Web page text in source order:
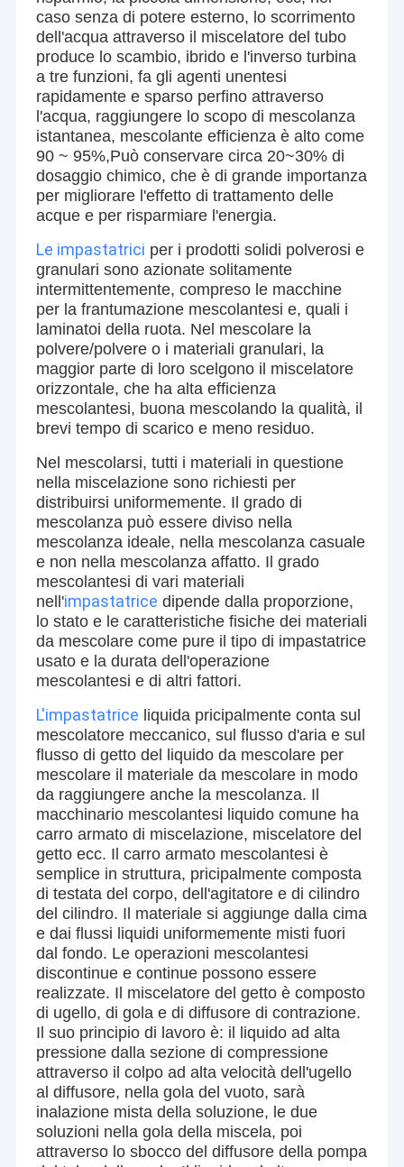
Casa
Prodotti
Video
Chi siamo
Giro della fabbrica
Controllo di qualità
Contattaci
caso senza di potere esterno, lo scorrimento
dell'acqua attraverso il miscelatore del tubo
produce lo scambio, ibrido e l'inverso turbina
a tre funzioni, fa gli agenti unentesi
rapidamente e sparso perfino attraverso
l'acqua, raggiungere lo scopo di mescolanza
istantanea, mescolante efficienza è alto come
90 ~ 95%,Può conservare circa 20~30% di
dosaggio chimico, che è di grande importanza
per migliorare l'effetto di trattamento delle
acque e per risparmiare l'energia.
Le impastatrici per i prodotti solidi polverosi e
granulari sono azionate solitamente
intermittentemente, compreso le macchine
per la frantumazione mescolantesi e, quali i
laminatoi della ruota. Nel mescolare la
polvere/polvere o i materiali granulari, la
maggior parte di loro scelgono il miscelatore
orizzontale, che ha alta efficienza
mescolantesi, buona mescolando la qualità, il
brevi tempo di scarico e meno residuo.
Nel mescolarsi, tutti i materiali in questione
nella miscelazione sono richiesti per
distribuirsi uniformemente. Il grado di
mescolanza può essere diviso nella
mescolanza ideale, nella mescolanza casuale
e non nella mescolanza affatto. Il grado
mescolantesi di vari materiali
nell'impastatrice dipende dalla proporzione,
lo stato e le caratteristiche fisiche dei materiali
da mescolare come pure il tipo di impastatrice
usato e la durata dell'operazione
mescolantesi e di altri fattori.
L'impastatrice liquida pricipalmente conta sul
mescolatore meccanico, sul flusso d'aria e sul
flusso di getto del liquido da mescolare per
mescolare il materiale da mescolare in modo
da raggiungere anche la mescolanza. Il
macchinario mescolantesi liquido comune ha
carro armato di miscelazione, miscelatore del
getto ecc. Il carro armato mescolantesi è
semplice in struttura, pricipalmente composta
di testata del corpo, dell'agitatore e di cilindro
del cilindro. Il materiale si aggiunge dalla cima
e dai flussi liquidi uniformemente misti fuori
dal fondo. Le operazioni mescolantesi
discontinue e continue possono essere
realizzate. Il miscelatore del getto è composto
di ugello, di gola e di diffusore di contrazione.
Il suo principio di lavoro è: il liquido ad alta
pressione dalla sezione di compressione
attraverso il colpo ad alta velocità dell'ugello
al diffusore, nella gola del vuoto, sarà
inalazione mista della soluzione, le due
soluzioni nella gola della miscela, poi
attraverso lo sbocco del diffusore della pompa
SED Pharma è un partner affidabile per le industrie
farmaceutiche, biotecnologiche, alimentari e chimiche globali,
specializzata in attrezzature farmaceutiche e di imballaggio di
alta qualità.Attraverso due entità operative integrate. e Exp. Co.,
Ltd. in Cina (concentrati sulla ricerca e sviluppo, sulla produzione
e sulle esportazioni internazionali) e SED Pharma Inc. negli Stati
Uniti (responsabile delle vendite, del supporto tecnico,La nostra
attività è quella di fornire servizi professionali., una risposta
rapida e soluzioni su misura per i clienti di tutto il mondo.
Dalla nostra fondazione, abbiamo fornito oltre 600 sistemi di
attrezzature a più di 180 aziende farmaceutiche, che coprono le
fasi chiave di produzione, inclusi gli iniettabili liquidi e
liofilizzati,API chimici, bioingegneria e imballaggi farmaceutici.